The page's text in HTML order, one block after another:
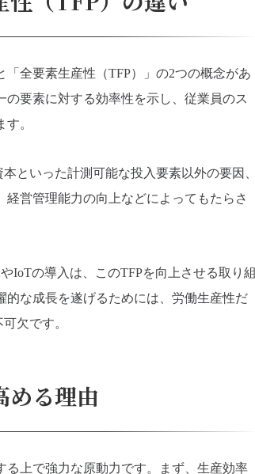
全要素生産性（TFP）」の2つの概念があ
要素に対する効率性を示し、従業員のス
。
といった計測可能な投入要素以外の要因、
営管理能力の向上などによってもたらさ
IoTの導入は、このTFPを向上させる取り組
な成長を遂げるためには、労働生産性だ
欠です。
める理由
上で強力な原動力です。まず、生産効率